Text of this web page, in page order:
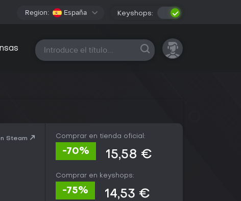
Region: España Keyshops:
Todas las plataformas
Steam Comprar en tienda oficial:
-70% 15,58 €
Comprar en keyshops:
-75% 14,53 €